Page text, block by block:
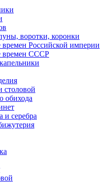
воротки, коронки
Российской империи
времен СССР
столовой
обихода
и серебра